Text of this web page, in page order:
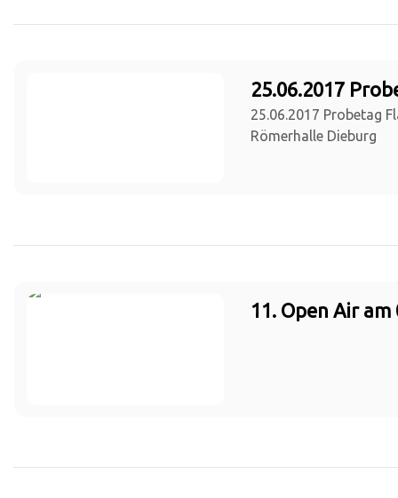
25.06.2017
25.06.2017 Probetag
Römerhalle Dieburg
11. Open Air am